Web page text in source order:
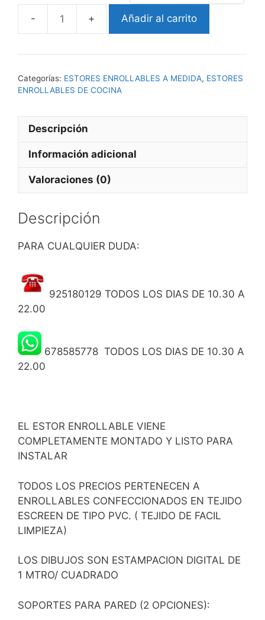
ESTOR
NORMAS
cantidad
Añadir al carrito
Categorías: ESTORES ENROLLABLES A MEDIDA, ESTORES
ENROLLABLES DE COCINA
Descripción
Información adicional
Valoraciones (0)
Descripción
PARA CUALQUIER DUDA:
925180129 TODOS LOS DIAS DE 10.30 A
22.00
678585778 TODOS LOS DIAS DE 10.30 A
22.00
EL ESTOR ENROLLABLE VIENE
COMPLETAMENTE MONTADO Y LISTO PARA
INSTALAR
TODOS LOS PRECIOS PERTENECEN A
ENROLLABLES CONFECCIONADOS EN TEJIDO
ESCREEN DE TIPO PVC. ( TEJIDO DE FACIL
LIMPIEZA)
LOS DIBUJOS SON ESTAMPACION DIGITAL DE
1 MTRO/ CUADRADO
SOPORTES PARA PARED (2 OPCIONES):